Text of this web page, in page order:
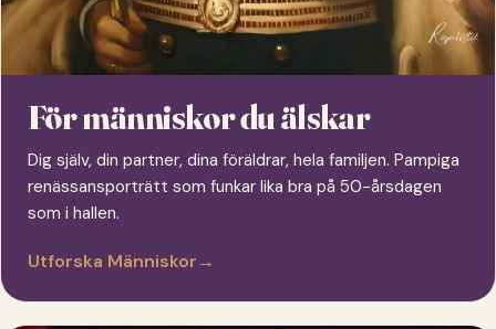
För människor du älskar
Dig själv, din partner, dina föräldrar, hela familjen. Pampiga
renässansporträtt som funkar lika bra på 50-årsdagen
som i hallen.
Utforska Människor→